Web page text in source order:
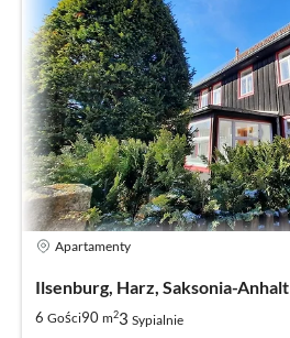
Apartamenty
Ilsenburg, Harz, Saksonia-Anhalt
6 Gości90 m23 Sypialnie